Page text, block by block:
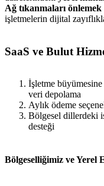
Ağ tıkanmaları önlemek
işletmelerin dijital
SaaS ve Bulut
İşletme
veri depolama
Aylık ödeme
Bölgesel dillerdeki
desteği
Bölgeselliğimiz ve Yerel